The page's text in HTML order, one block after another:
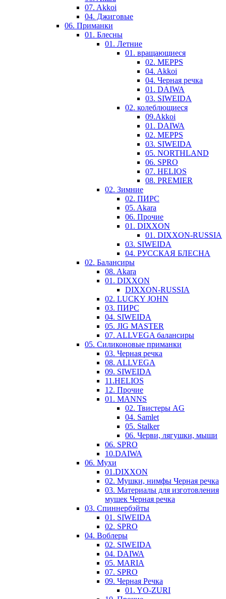
07. Akkoi
04. Джиговые
06. Приманки
01. Блесны
01. Летние
01. вращающиеся
02. MEPPS
04. Akkoi
04. Черная речка
01. DAIWA
03. SIWEIDA
02. колеблющиеся
09.Akkoi
01. DAIWA
02. MEPPS
03. SIWEIDA
05. NORTHLAND
06. SPRO
07. HELIOS
08. PREMIER
02. Зимние
02. ПИРС
05. Akara
06. Прочие
01. DIXXON
01. DIXXON-RUSSIA
03. SIWEIDA
04. РУССКАЯ БЛЕСНА
02. Балансиры
08. Akara
01. DIXXON
DIXXON-RUSSIA
02. LUCKY JOHN
03. ПИРС
04. SIWEIDA
05. JIG MASTER
07. ALLVEGA балансиры
05. Силиконовые приманки
03. Черная речка
08. ALLVEGA
09. SIWEIDA
11.HELIOS
12. Прочие
01. MANNS
02. Твистеры AG
04. Samlet
05. Stalker
06. Черви, лягушки, мыши
06. SPRO
10.DAIWA
06. Мухи
01.DIXXON
02. Мушки, нимфы Черная речка
03. Материалы для изготовления
мушек Черная речка
03. Cпиннербэйты
01. SIWEIDA
02. SPRO
04. Воблеры
02. SIWEIDA
04. DAIWA
05. MARIA
07. SPRO
09. Черная Речка
01. YO-ZURI